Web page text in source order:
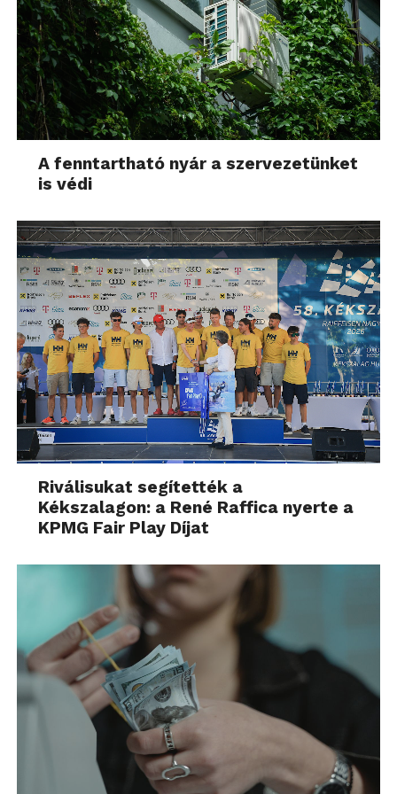
A fenntartható nyár a szervezetünket
is védi
Riválisukat segítették a
Kékszalagon: a René Raffica nyerte a
KPMG Fair Play Díjat